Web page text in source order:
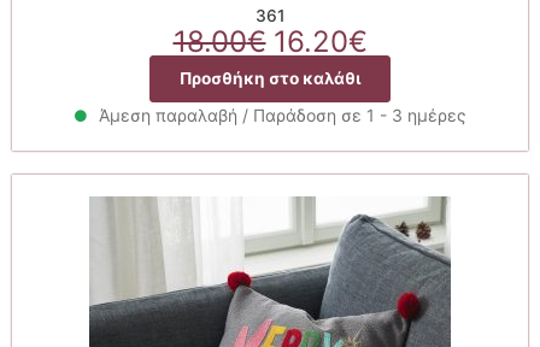
361
18.00€ Original
price
was:
18.00€.
16.20€Η
τρέχουσα
τιμή
είναι:
16.20€.
Προσθήκη στο καλάθι
Άμεση παραλαβή / Παράδοση σε 1 - 3 ημέρες